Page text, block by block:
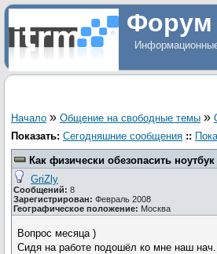
Форум
Начало » Общение на свободные темы »
Показать: Сегодняшние сообщения ::
Как физически обезопасить
GriZly
Сообщений: 8
Зарегистрирован: Февраль 2008
Географическое положение: Москва
Вопрос месяца )
Сидя на работе подошёл ко мне наш нач.